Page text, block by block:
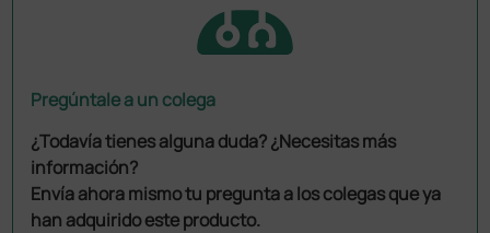
Pregúntale a un colega
¿Todavía tienes alguna duda? ¿Necesitas más
información?
Envía ahora mismo tu pregunta a los colegas que ya
han adquirido este producto.